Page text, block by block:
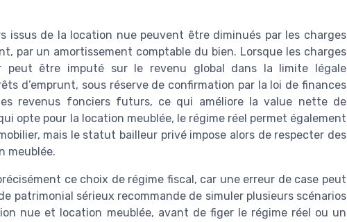
issus de la location nue peuvent être diminués par les charges
par un amortissement comptable du bien. Lorsque les charges
peut être imputé sur le revenu global dans la limite légale
d’emprunt, sous réserve de confirmation par la loi de finances
revenus fonciers futurs, ce qui améliore la value nette de
opte pour la location meublée, le régime réel permet également
mais le statut bailleur privé impose alors de respecter des
meublée.
ce choix de régime fiscal, car une erreur de case peut
patrimonial sérieux recommande de simuler plusieurs scénarios
nue et location meublée, avant de figer le régime réel ou un